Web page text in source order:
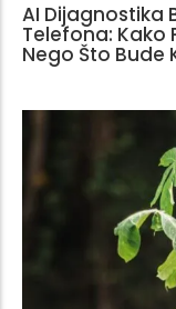
AI Dijagnostika
Telefona: Kako
Nego Što Bude